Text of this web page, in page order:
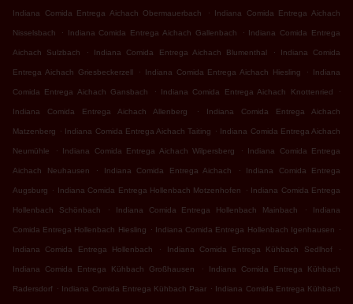
Indiana Comida Entrega Aichach Obermauerbach . Indiana Comida Entrega Aichach
Nisselsbach . Indiana Comida Entrega Aichach Gallenbach . Indiana Comida Entrega
Aichach Sulzbach . Indiana Comida Entrega Aichach Blumenthal . Indiana Comida
Entrega Aichach Griesbeckerzell . Indiana Comida Entrega Aichach Hiesling . Indiana
Comida Entrega Aichach Gansbach . Indiana Comida Entrega Aichach Knottenried .
Indiana Comida Entrega Aichach Allenberg . Indiana Comida Entrega Aichach
Matzenberg . Indiana Comida Entrega Aichach Taiting . Indiana Comida Entrega Aichach
Neumühle . Indiana Comida Entrega Aichach Wilpersberg . Indiana Comida Entrega
Aichach Neuhausen . Indiana Comida Entrega Aichach . Indiana Comida Entrega
Augsburg . Indiana Comida Entrega Hollenbach Motzenhofen . Indiana Comida Entrega
Hollenbach Schönbach . Indiana Comida Entrega Hollenbach Mainbach . Indiana
Comida Entrega Hollenbach Hiesling . Indiana Comida Entrega Hollenbach Igenhausen .
Indiana Comida Entrega Hollenbach . Indiana Comida Entrega Kühbach Sedlhof .
Indiana Comida Entrega Kühbach Großhausen . Indiana Comida Entrega Kühbach
Radersdorf . Indiana Comida Entrega Kühbach Paar . Indiana Comida Entrega Kühbach